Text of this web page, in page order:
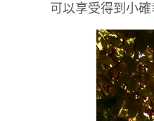
可以享受得到小確